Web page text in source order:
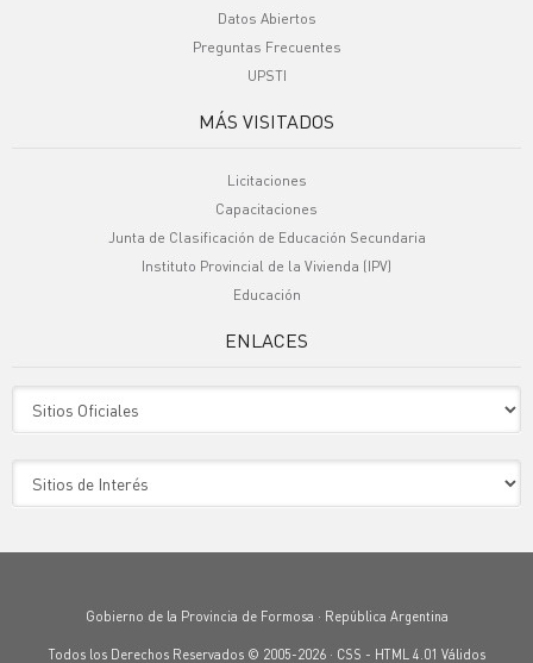
Datos Abiertos
Preguntas Frecuentes
UPSTI
MÁS VISITADOS
Licitaciones
Capacitaciones
Junta de Clasificación de Educación Secundaria
Instituto Provincial de la Vivienda (IPV)
Educación
ENLACES
Gobierno de la Provincia de Formosa · República Argentina
Todos los Derechos Reservados © 2005-2026 · CSS - HTML 4.01 Válidos